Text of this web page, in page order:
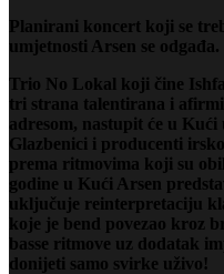
Planirani koncert koji se
umjetnosti Arsen se odgađa.
Trio No Lokal koji čine
tri strana talentirana i
adresom, nastupit će u
Glazbenici i producenti
prema ritmovima koji su
godine u Kući Arsen
uključuje reinterpretaciju
koje je bend povezao kroz
basse ritmove uz dodatak
donijeti samo svirke uživo!